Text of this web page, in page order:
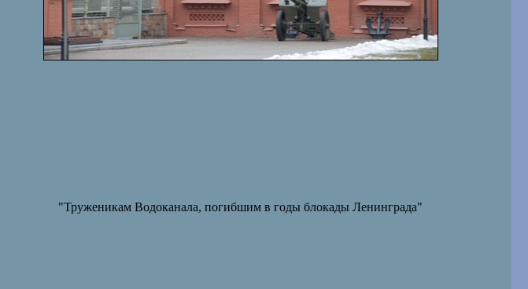
"Труженикам Водоканала, погибшим в годы блокады Ленинграда"